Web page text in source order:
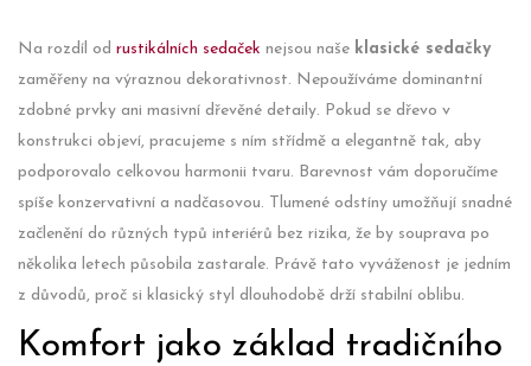
Na rozdíl od rustikálních sedaček nejsou naše klasické sedačky
zaměřeny na výraznou dekorativnost. Nepoužíváme dominantní
zdobné prvky ani masivní dřevěné detaily. Pokud se dřevo v
konstrukci objeví, pracujeme s ním střídmě a elegantně tak, aby
podporovalo celkovou harmonii tvaru. Barevnost vám doporučíme
spíše konzervativní a nadčasovou. Tlumené odstíny umožňují snadné
začlenění do různých typů interiérů bez rizika, že by souprava po
několika letech působila zastarale. Právě tato vyváženost je jedním
z důvodů, proč si klasický styl dlouhodobě drží stabilní oblibu.
Komfort jako základ tradičního